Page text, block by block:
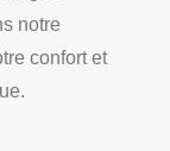
notre
confort et